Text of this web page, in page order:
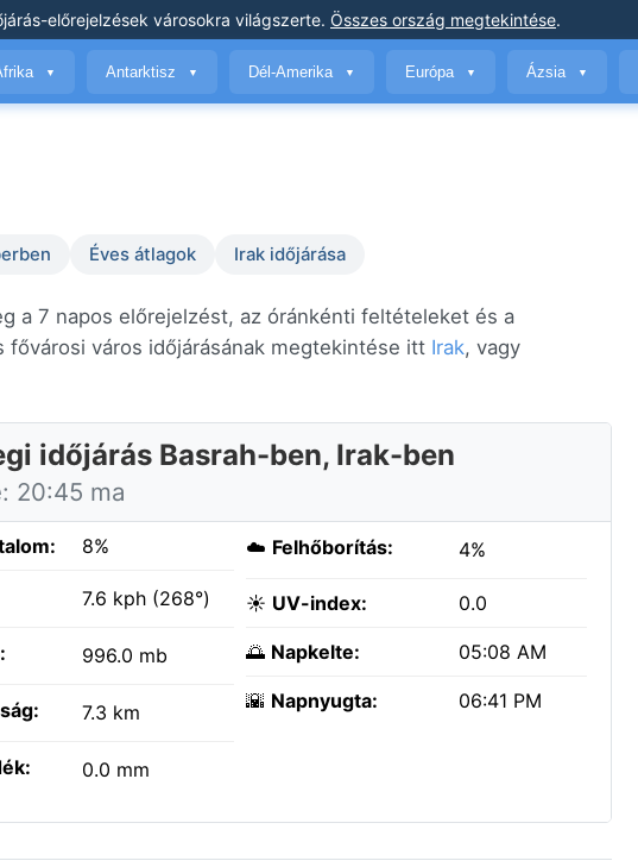
előrejelzések városokra világszerte. Összes ország megtekintése.
▼ Antarktisz ▼ Dél-Amerika ▼ Európa ▼ Ázsia ▼
Éves átlagok Irak időjárása
a 7 napos előrejelzést, az óránkénti feltételeket és a
város időjárásának megtekintése itt Irak, vagy
időjárás Basrah-ben, Irak-ben
20:45 ma
8%
7.6 kph (268°)
996.0 mb
7.3 km
0.0 mm
☁️ Felhőborítás: 4%
☀️ UV-index: 0.0
🌅 Napkelte: 05:08 AM
🌇 Napnyugta: 06:41 PM